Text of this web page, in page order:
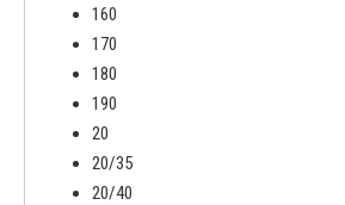
160
170
180
190
20
20/35
20/40